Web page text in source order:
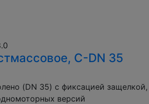
C-DN 35
(DN 35) с фиксацией защелкой,
версий